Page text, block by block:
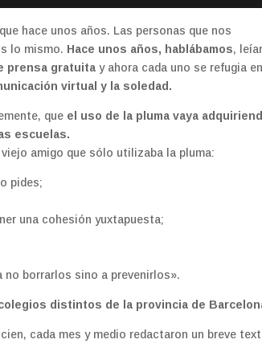
hace unos años. Las personas que nos
lo mismo. Hace unos años, hablábamos,
prensa gratuita y ahora cada uno se refugia
virtual y la soledad.
que el uso de la pluma vaya
escuelas.
amigo que sólo utilizaba la pluma:
pides;
una cohesión yuxtapuesta;
no borrarlos sino a prevenirlos».
distintos de la provincia de
cada mes y medio redactaron un breve